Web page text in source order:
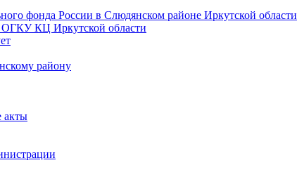
фонда России в Слюдянском районе Иркутской области
КЦ Иркутской области
району
акты